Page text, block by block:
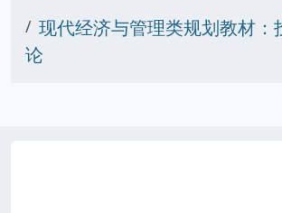
现代经济与管理类规划教材：
论